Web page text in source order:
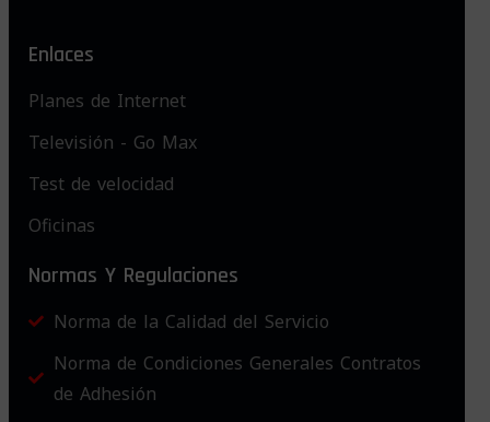
Enlaces
Planes de Internet
Televisión - Go Max
Test de velocidad
Oficinas
Normas Y Regulaciones
Norma de la Calidad del Servicio
Norma de Condiciones Generales Contratos
de Adhesión